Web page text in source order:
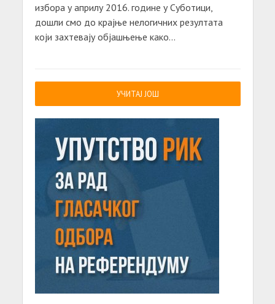
избора у априлу 2016. године у Суботици,
дошли смо до крајње нелогичних резултата
који захтевају објашњење како...
УЧИТАЈ ЈОШ